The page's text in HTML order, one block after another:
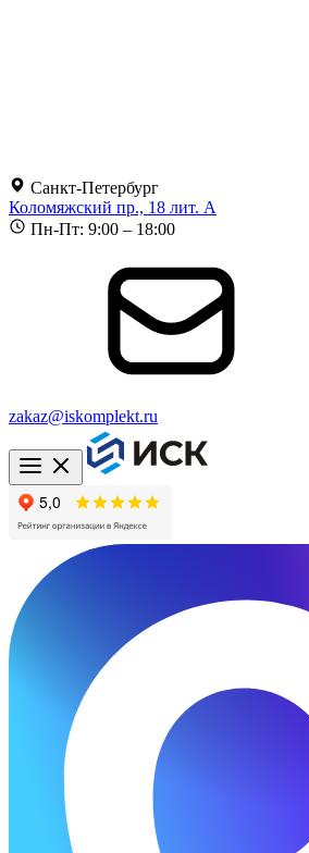
Санкт-Петербург
Коломяжский пр., 18 лит. А
Пн-Пт: 9:00 – 18:00
zakaz@iskomplekt.ru